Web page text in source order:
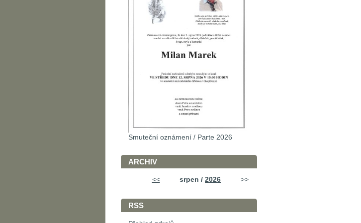
Smuteční oznámení / Parte 2026
ARCHIV
<< srpen / 2026 >>
RSS